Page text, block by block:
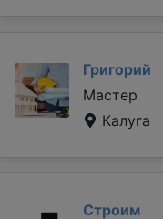
Григорий
Мастер
Калуга
Строим